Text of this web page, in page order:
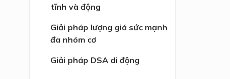
tĩnh và động
Giải pháp lượng giá sức mạnh
đa nhóm cơ
Giải pháp DSA di động